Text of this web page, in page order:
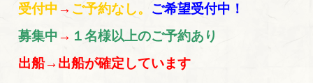
受付中→ ご予約なし。 ご希望受付中！
募集中→ １名様以上のご予約あり
出船→出船が確定しています